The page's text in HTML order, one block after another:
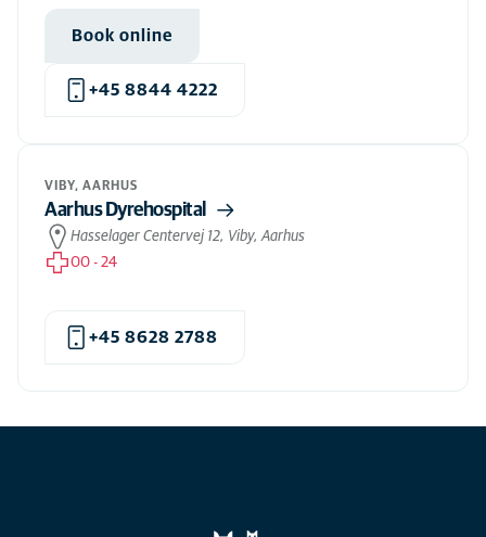
Book online
+45 8844 4222
VIBY, AARHUS
Aarhus Dyrehospital
Hasselager Centervej 12, Viby, Aarhus
00 - 24
+45 8628 2788